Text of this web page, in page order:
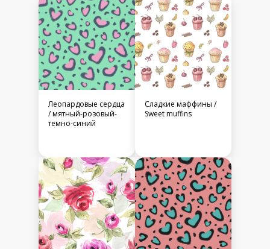
Леопардовые сердца
/ мятный-розовый-
темно-синий
Сладкие маффины /
Sweet muffins